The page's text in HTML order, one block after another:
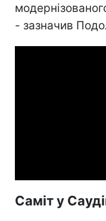
- зазначив
Саміт у